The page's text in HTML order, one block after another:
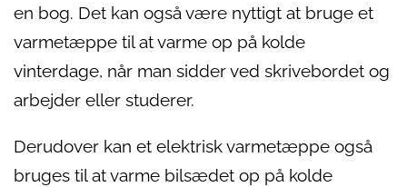
en bog. Det kan også være nyttigt at bruge et
varmetæppe til at varme op på kolde
vinterdage, når man sidder ved skrivebordet og
arbejder eller studerer.
Derudover kan et elektrisk varmetæppe også
bruges til at varme bilsædet op på kolde